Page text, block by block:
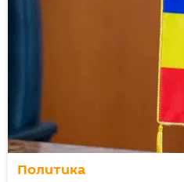
Политика